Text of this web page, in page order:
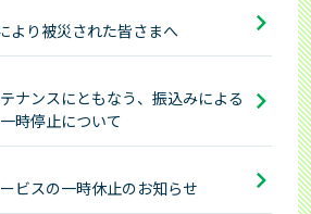
より被災された皆さまへ
ナンスにともなう、振込みによる
時停止について
ビスの一時休止のお知らせ